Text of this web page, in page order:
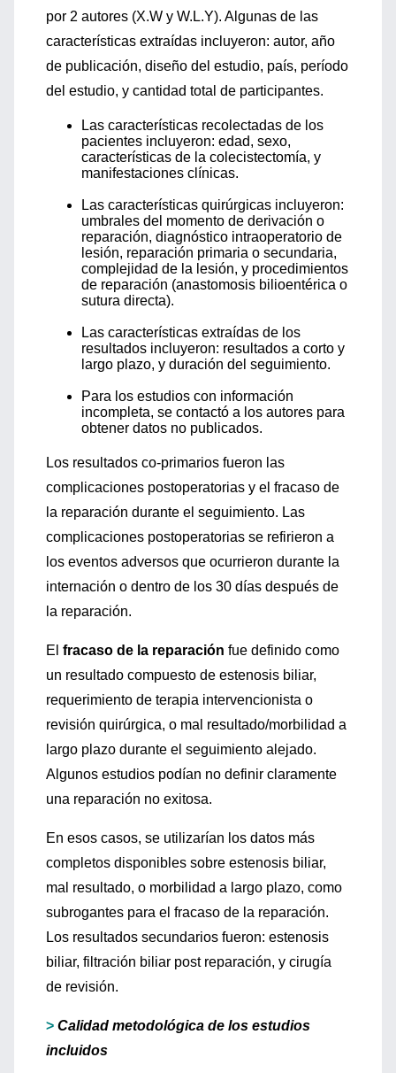
por 2 autores (X.W y W.L.Y). Algunas de las
características extraídas incluyeron: autor, año
de publicación, diseño del estudio, país, período
del estudio, y cantidad total de participantes.
Las características recolectadas de los
pacientes incluyeron: edad, sexo,
características de la colecistectomía, y
manifestaciones clínicas.
Las características quirúrgicas incluyeron:
umbrales del momento de derivación o
reparación, diagnóstico intraoperatorio de
lesión, reparación primaria o secundaria,
complejidad de la lesión, y procedimientos
de reparación (anastomosis bilioentérica o
sutura directa).
Las características extraídas de los
resultados incluyeron: resultados a corto y
largo plazo, y duración del seguimiento.
Para los estudios con información
incompleta, se contactó a los autores para
obtener datos no publicados.
Los resultados co-primarios fueron las
complicaciones postoperatorias y el fracaso de
la reparación durante el seguimiento. Las
complicaciones postoperatorias se refirieron a
los eventos adversos que ocurrieron durante la
internación o dentro de los 30 días después de
la reparación.
El fracaso de la reparación fue definido como
un resultado compuesto de estenosis biliar,
requerimiento de terapia intervencionista o
revisión quirúrgica, o mal resultado/morbilidad a
largo plazo durante el seguimiento alejado.
Algunos estudios podían no definir claramente
una reparación no exitosa.
En esos casos, se utilizarían los datos más
completos disponibles sobre estenosis biliar,
mal resultado, o morbilidad a largo plazo, como
subrogantes para el fracaso de la reparación.
Los resultados secundarios fueron: estenosis
biliar, filtración biliar post reparación, y cirugía
de revisión.
> Calidad metodológica de los estudios
incluidos